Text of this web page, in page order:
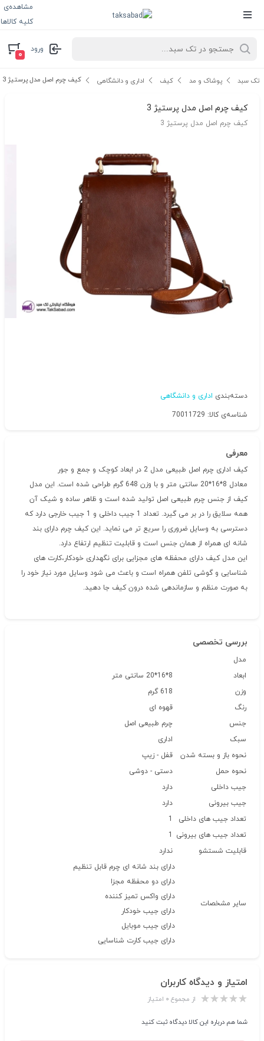
مشاهده‌ی
کلیه کالاها
ورود
۰
تک سبد پوشاک و مد کیف اداری و دانشگاهی کیف چرم اصل مدل پرستیژ 3
کیف چرم اصل مدل پرستیژ 3
کیف چرم اصل مدل پرستیژ 3
دسته‌بندی اداری و دانشگاهی
شناسه‌ی کالا: 70011729
معرفی
کیف اداری چرم اصل طبیعی مدل 2 در ابعاد کوچک و جمع و جور
معادل 8*16*20 سانتی متر و با وزن 648 گرم طراحی شده است. این مدل
کیف از جنس چرم طبیعی اصل تولید شده است و ظاهر ساده و شیک آن
همه سلایق را در بر می گیرد. تعداد 1 جیب داخلی و 1 جیب خارجی دارد که
دسترسی به وسایل ضروری را سریع تر می نماید. این کیف چرم دارای بند
شانه ای همراه از همان جنس است و قابلیت تنظیم ارتفاع دارد.
این مدل کیف دارای محفظه های مجزایی برای نگهداری خودکار،کارت های
شناسایی و گوشی تلفن همراه است و باعث می شود وسایل مورد نیاز خود را
به صورت منظم و سازماندهی شده درون کیف جا دهید.
بررسی تخصصی
مدل
ابعاد
وزن
رنگ
قهوه ای
جنس
چرم طبیعی اصل
سبک
اداری
نحوه باز و بسته شدن
قفل - زیپ
نحوه حمل
دستی - دوشی
جیب داخلی
دارد
جیب بیرونی
دارد
تعداد جیب های داخلی
تعداد جیب های بیرونی
قابلیت شستشو
ندارد
سایر مشخصات
دارای بند شانه ای چرم قابل تنظیم
دارای دو محفظه مجزا
دارای واکس تمیز کننده
دارای جیب خودکار
دارای جیب موبایل
دارای جیب کارت شناسایی
امتیاز و دیدگاه کاربران
از مجموع ۰ امتیاز
شما هم درباره این کالا دیدگاه ثبت کنید